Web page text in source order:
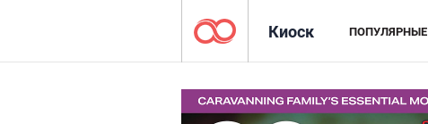
Киоск ПОПУЛЯРНЫЕ